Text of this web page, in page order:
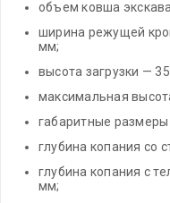
объем ковша
ширина режущей
мм;
высота загрузки —
максимальная
габаритные
глубина копания со
глубина копания с
мм;